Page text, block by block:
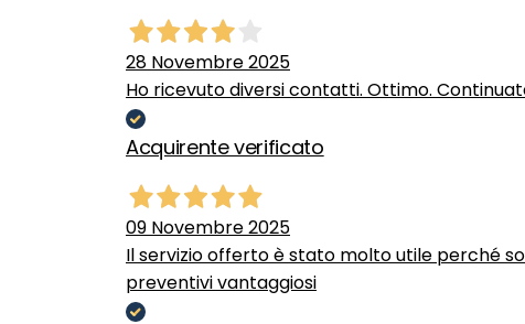
28 Novembre 2025
Ho ricevuto diversi contatti. Ottimo.
Acquirente verificato
09 Novembre 2025
Il servizio offerto è stato molto utile perché
preventivi vantaggiosi